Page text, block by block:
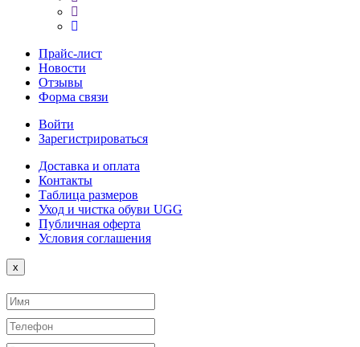
Прайс-лист
Новости
Отзывы
Форма связи
Войти
Зарегистрироваться
Доставка и оплата
Контакты
Таблица размеров
Уход и чистка обуви UGG
Публичная оферта
Условия соглашения
x